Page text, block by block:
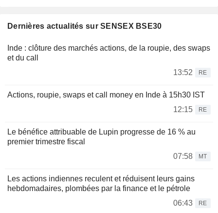
Dernières actualités sur SENSEX BSE30
Inde : clôture des marchés actions, de la roupie, des swaps
et du call
13:52
RE
Actions, roupie, swaps et call money en Inde à 15h30 IST
12:15
RE
Le bénéfice attribuable de Lupin progresse de 16 % au
premier trimestre fiscal
07:58
MT
Les actions indiennes reculent et réduisent leurs gains
hebdomadaires, plombées par la finance et le pétrole
06:43
RE